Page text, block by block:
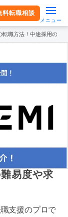
料転職相談
メニュー
転職方法！中途採用の難
易度や求
支援のプロで